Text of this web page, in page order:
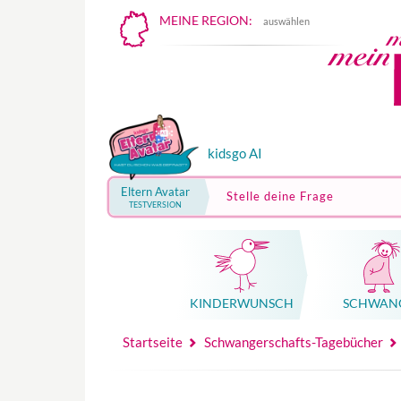
MEINE REGION: auswählen
kidsgo AI
Eltern Avatar
TESTVERSION
Stelle deine Frage
KINDER­WUNSCH
Startseite Schwangerschafts-Tagebücher